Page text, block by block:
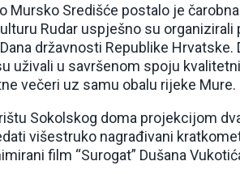
Mursko Središće postalo je
Rudar uspješno su
državnosti Republike Hrvatske.
uživali u savršenom spoju
večeri uz samu obalu rijeke Mure.
Sokolskog doma projekcijom
višestruko nagrađivani
film “Surogat” Dušana